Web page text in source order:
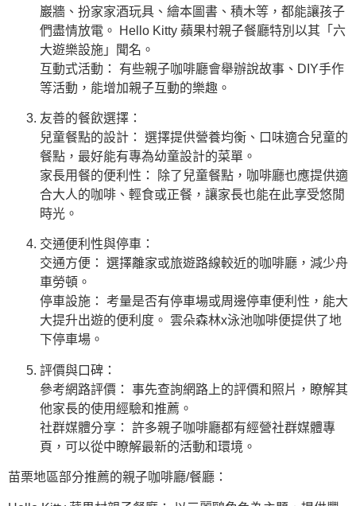
巖牆、扮家家酒玩具、繪本圖書、積木等，都能讓孩子
們盡情放電。 Hello Kitty 蘋果村親子餐廳特別以其「六
大遊樂設施」聞名。
互動式活動： 有些親子咖啡廳會舉辦說故事、DIY手作
等活動，能增加親子互動的樂趣。
友善的餐飲選擇：
兒童餐點的設計： 選擇提供營養均衡、口味適合兒童的
餐點，最好能有專為幼童設計的菜單。
家長用餐的便利性： 除了兒童餐點，咖啡廳也應提供適
合大人的咖啡、輕食或正餐，讓家長也能在此享受悠閒
時光。
交通便利性與停車：
交通方便： 選擇離家或旅遊路線較近的咖啡廳，減少舟
車勞頓。
停車設施： 考量是否有停車場或周邊停車便利性，能大
大提升出遊的便利度。 雲朵森林x泳池咖啡便提供了地
下停車場。
評價與口碑：
參考網路評價： 事先查詢網路上的評價和照片，瞭解其
他家長的使用經驗和推薦。
社群媒體分享： 許多親子咖啡廳都有經營社群媒體專
頁，可以從中瞭解最新的活動和環境。
苗栗地區部分推薦的親子咖啡廳/餐廳：